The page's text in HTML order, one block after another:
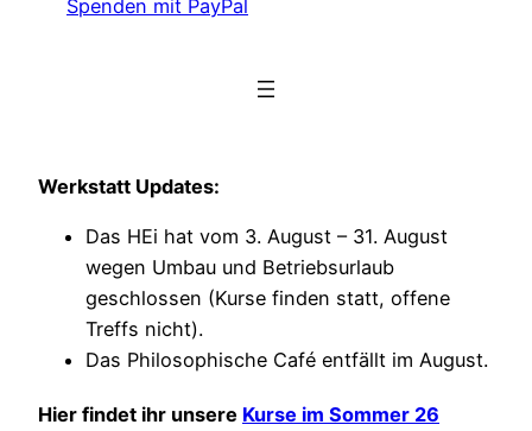
Spenden mit PayPal
Werkstatt Updates:
Das HEi hat vom 3. August – 31. August
wegen Umbau und Betriebsurlaub
geschlossen (Kurse finden statt, offene
Treffs nicht).
Das Philosophische Café entfällt im August.
Hier findet ihr unsere Kurse im Sommer 26